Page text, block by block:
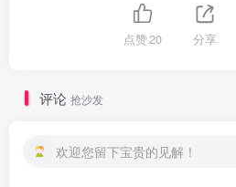
点赞20 分享
评论 抢沙发
欢迎您留下宝贵的见解！